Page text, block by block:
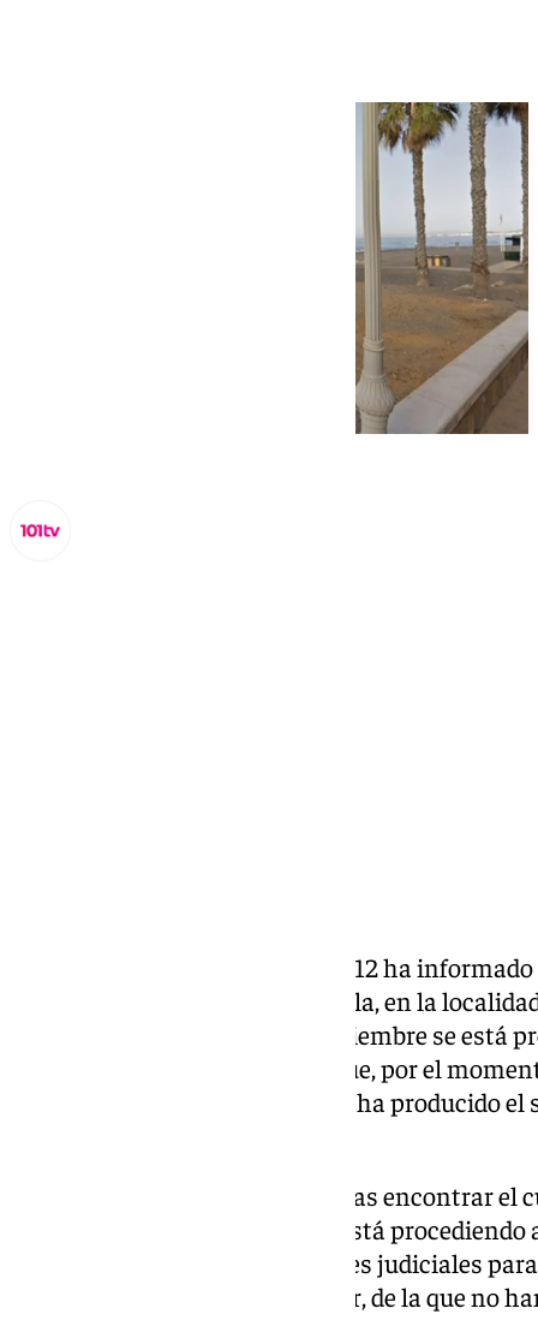
El servicio de Emergencias del 112 ha
muerta en la playa de Mezquitilla, en la
mediodía de este lunes 3 de noviembre se
cadáver de esta persona de la que, por el
sobre su identidad y de cómo se ha producido
Según ha podido saber 101TV, tras encontrar
la playa de Algarrobo Costa se está
comunicarse con las autoridades judiciales
intentar identificar a esta mujer, de la que no